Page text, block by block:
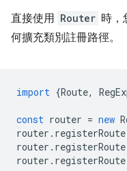
直接使用 Router 時，
何擴充類別註冊路徑。
import {Route,
const router = new
router . registerRoute
router . registerRoute
router . registerRoute